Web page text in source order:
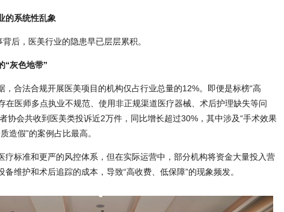
的系统性乱象
后，医美行业的隐患早已层层累积。
“灰色地带”
，合法合规开展医美项目的机构仅占行业总量的12%。即便是标榜“高
在医师多点执业不规范、使用非正规渠道医疗器械、术后护理缺失等问
协会共收到医美类投诉近2万件，同比增长超过30%，其中涉及“手术效果
造假”的案例占比最高。
疗标准和更严的风控体系，但在实际运营中，部分机构将资金大量投入营
维护和术后追踪的成本，导致“高收费、低保障”的现象频发。